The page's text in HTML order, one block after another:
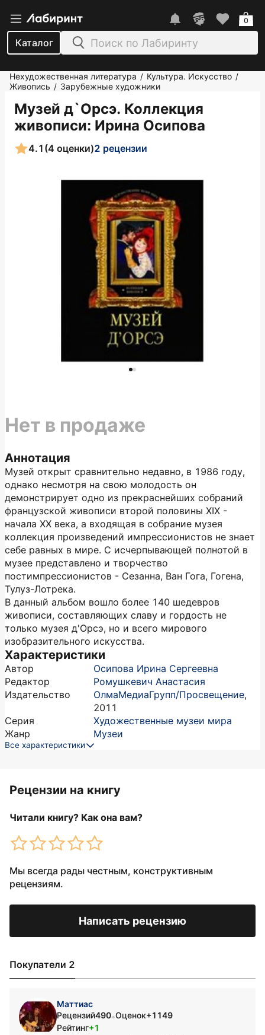
Каталог
0
Нехудожественная литература / Культура. Искусство /
Живопись / Зарубежные художники
Музей д`Орсэ. Коллекция
живописи: Ирина Осипова
4.1 (4 оценки)2 рецензии
Аннотация
Музей открыт сравнительно недавно, в 1986 году,
однако несмотря на свою молодость он
демонстрирует одно из прекраснейших собраний
французской живописи второй половины XIX -
начала XX века, а входящая в собрание музея
коллекция произведений импрессионистов не знает
себе равных в мире. С исчерпывающей полнотой в
музее представлено и творчество
постимпрессионистов - Сезанна, Ван Гога, Гогена,
Тулуз-Лотрека.
В данный альбом вошло более 140 шедевров
живописи, составляющих славу и гордость не
только музея д'Орсэ, но и всего мирового
изобразительного искусства.
Характеристики
Автор
Осипова Ирина Сергеевна
Редактор
Ромушкевич Анастасия
Издательство
ОлмаМедиаГрупп/Просвещение,
2011
Серия
Художественные музеи мира
Жанр
Музеи
Все характеристики
Нет в продаже
Рецензии на книгу
Читали книгу? Как она вам?
Мы всегда рады честным, конструктивным
рецензиям.
Написать рецензию
Покупатели 2
Маттиас
Рецензий490•Оценок+1149
Рейтинг+1